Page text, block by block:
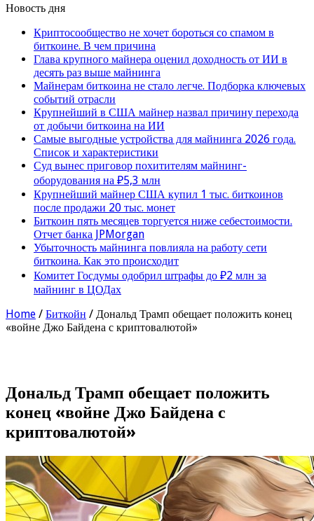
Новость дня
Криптосообщество не хочет бороться со спамом в
биткоине. В чем причина
Глава крупного майнера оценил доходность от ИИ в
десять раз выше майнинга
Майнерам биткоина не стало легче. Подборка ключевых
событий отрасли
Крупнейший в США майнер назвал причину перехода
от добычи биткоина на ИИ
Самые выгодные устройства для майнинга 2026 года.
Список и характеристики
Суд вынес приговор похитителям майнинг-
оборудования на ₽5,3 млн
Крупнейший майнер США купил 1 тыс. биткоинов
после продажи 20 тыс. монет
Биткоин пять месяцев торгуется ниже себестоимости.
Отчет банка JPMorgan
Убыточность майнинга повлияла на работу сети
биткоина. Как это происходит
Комитет Госдумы одобрил штрафы до ₽2 млн за
майнинг в ЦОДах
Home / Биткойн / Дональд Трамп обещает положить конец
«войне Джо Байдена с криптовалютой»
Дональд Трамп обещает положить
конец «войне Джо Байдена с
криптовалютой»